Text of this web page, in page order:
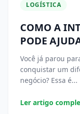
LOGÍSTICA
COMO A
PODE
Você já parou
conquistar um
negócio? Essa é...
Ler artigo